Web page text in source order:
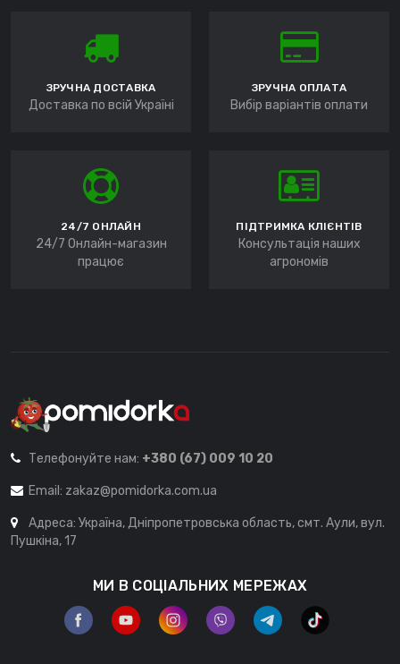
ЗРУЧНА ДОСТАВКА
Доставка по всій Україні
ЗРУЧНА ОПЛАТА
Вибір варіантів оплати
24/7 ОНЛАЙН
24/7 Онлайн-магазин
працює
ПІДТРИМКА КЛІЄНТІВ
Консультація наших
агрономів
Телефонуйте нам: +380 (67) 009 10 20
Email: zakaz@pomidorka.com.ua
Адреса: Україна, Дніпропетровська область, смт. Аули, вул.
Пушкіна, 17
МИ В СОЦІАЛЬНИХ МЕРЕЖАХ